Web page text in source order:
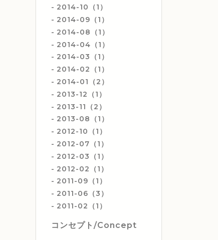
2014-10（1）
2014-09（1）
2014-08（1）
2014-04（1）
2014-03（1）
2014-02（1）
2014-01（2）
2013-12（1）
2013-11（2）
2013-08（1）
2012-10（1）
2012-07（1）
2012-03（1）
2012-02（1）
2011-09（1）
2011-06（3）
2011-02（1）
コンセプト/Concept